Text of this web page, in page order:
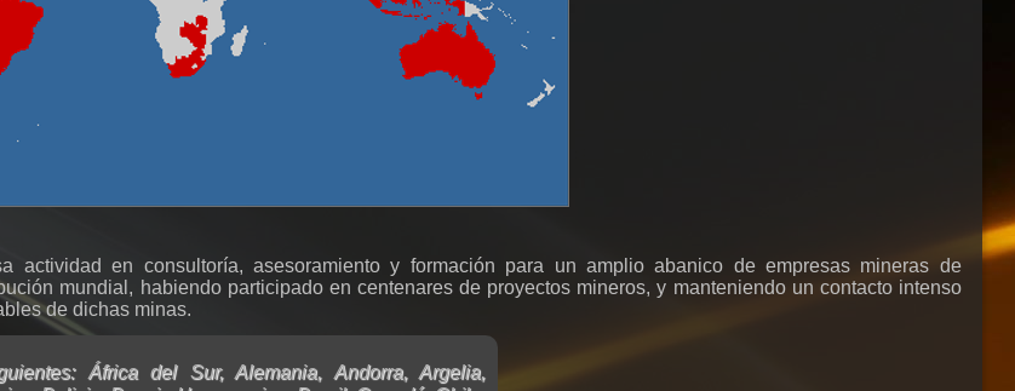
actividad en consultoría, asesoramiento y formación para un amplio abanico de empresas mineras de
mundial, habiendo participado en centenares de proyectos mineros, y manteniendo un contacto intenso
de dichas minas.
África del Sur, Alemania, Andorra, Argelia,